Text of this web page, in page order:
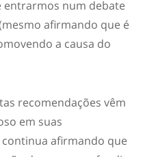
entrarmos num debate
afirmando que é
a causa do
recomendações vêm
em suas
afirmando que